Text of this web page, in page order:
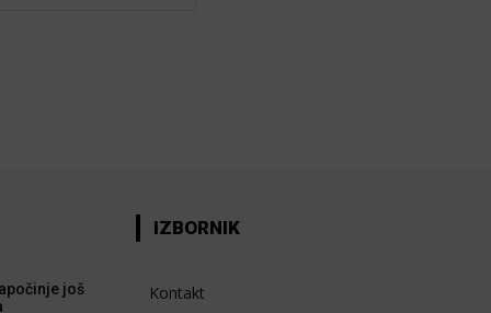
još
IZBORNIK
Kontakt